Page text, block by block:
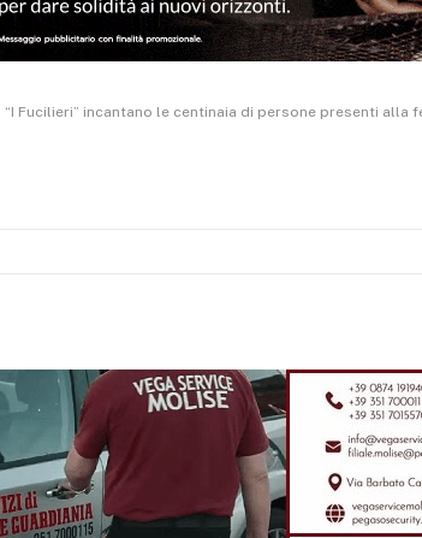
“I Fucilieri” incantano le centinaia di persone presenti alla